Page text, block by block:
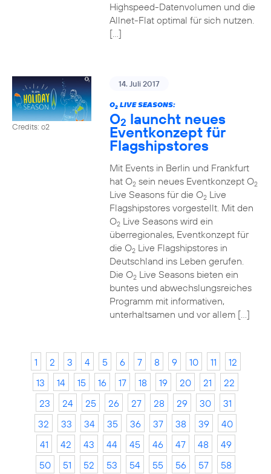
Highspeed-Datenvolumen und die
Allnet-Flat optimal für sich nutzen.
[…]
Credits: o2
14. Juli 2017
O2LIVE SEASONS:
O2 launcht neues
Eventkonzept für
Flagshipstores
Mit Events in Berlin und Frankfurt
hat O2sein neues Eventkonzept O2
Live Seasons für die O2Live
Flagshipstores vorgestellt. Mit den
O2Live Seasons wird ein
überregionales, Eventkonzept für
die O2Live Flagshipstores in
Deutschland ins Leben gerufen.
Die O2Live Seasons bieten ein
buntes und abwechslungsreiches
Programm mit informativen,
unterhaltsamen und vor allem […]
1 2 3 4 5 6 7 8 9 10 11
12
13
14 15 16 17 18 19 20 21
22
23
24 25 26 27 28 29 30
31
32
33 34 35 36 37 38 39
40
41
42 43 44 45 46 47 48
49
50
51 52 53 54 55 56 57
58